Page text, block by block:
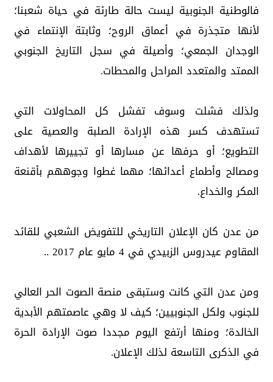
فالوطنية الجنوبية ليست حالة طارئة في حياة شعبنا؛
لأنها متجذرة في أعماق الروح؛ وثابتة الإنتماء في
الوجدان الجمعي؛ وأصيلة في سجل التاريخ الجنوبي
الممتد والمتعدد المراحل والمحطات.
ولذلك فشلت وسوف تفشل كل المحاولات التي
تستهدف كسر هذه الإرادة الصلبة والعصية على
التطويع؛ أو حرفها عن مسارها أو تجييرها لأهداف
ومصالح وأطماع أعدائها؛ مهما غطوا وجوههم بأقنعة
المكر والخداع.
من عدن كان الإعلان التاريخي للتفويض الشعبي للقائد
المقاوم عيدروس الزبيدي في 4 مايو عام 2017 ..
ومن عدن التي كانت وستبقى منصة الصوت الحر العالي
للجنوب ولكل الجنوبيين؛ كيف لا وهي عاصمتهم الأبدية
الخالدة؛ ومنها أرتفع اليوم مجددا صوت الإرادة الحرة
في الذكرى التاسعة لذلك الإعلان.